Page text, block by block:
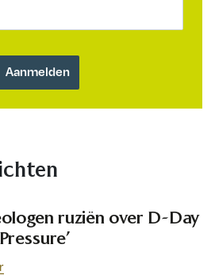
ruziën over D-Day